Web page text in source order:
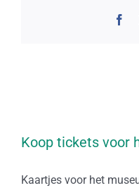
Koop tickets voor
Kaartjes voor het